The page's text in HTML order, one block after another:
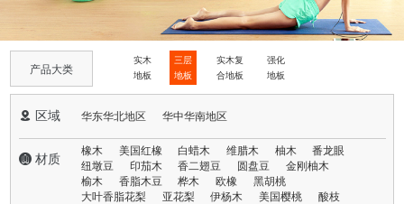
产品大类
实木
地板
三层
地板
实木复
合地板
强化
地板
 区域 华东华北地区 华中华南地区
 材质
橡木 美国红橡 白蜡木 维腊木 柚木
番龙眼
纽墩豆
印茄木 香二翅豆 圆盘豆
金刚柚木
榆木
香脂木豆 桦木 欧橡
黑胡桃
大叶香脂花梨
亚花梨 伊杨木 美国樱桃
酸枝